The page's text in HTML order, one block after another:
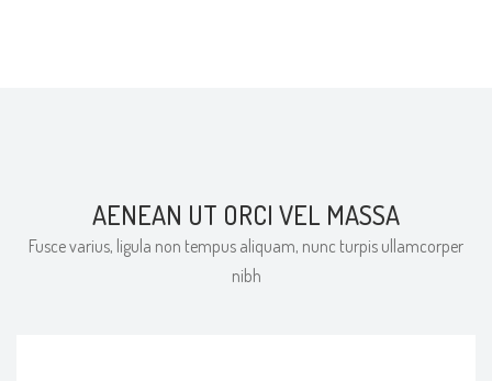
AENEAN UT ORCI VEL MASSA
Fusce varius, ligula non tempus aliquam, nunc turpis ullamcorper
nibh